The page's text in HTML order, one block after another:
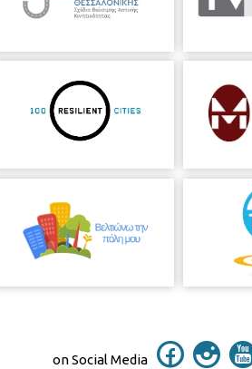
on Social Media